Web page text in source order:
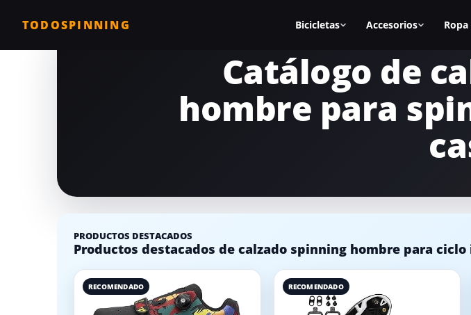
TODOSPINNING Bicicletas
Todas las bicicletas
Bicicleta profesional
Accesorios
Todos los accesorios
Sillines
Zapatillas
Zapatillas mujer
Zapatillas hombre
Mejores
Catálogo de
hombre para
PRODUCTOS DESTACADOS
Productos destacados de calzado spinning hombre para ciclo
RECOMENDADO RECOMENDADO